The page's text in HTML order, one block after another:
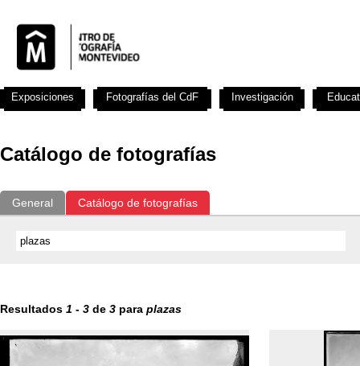
Catálogo de fotografías
General Catálogo de fotografías
Resultados 1 - 3 de 3 para plazas
Exposiciones Fotografías del CdF Investigación